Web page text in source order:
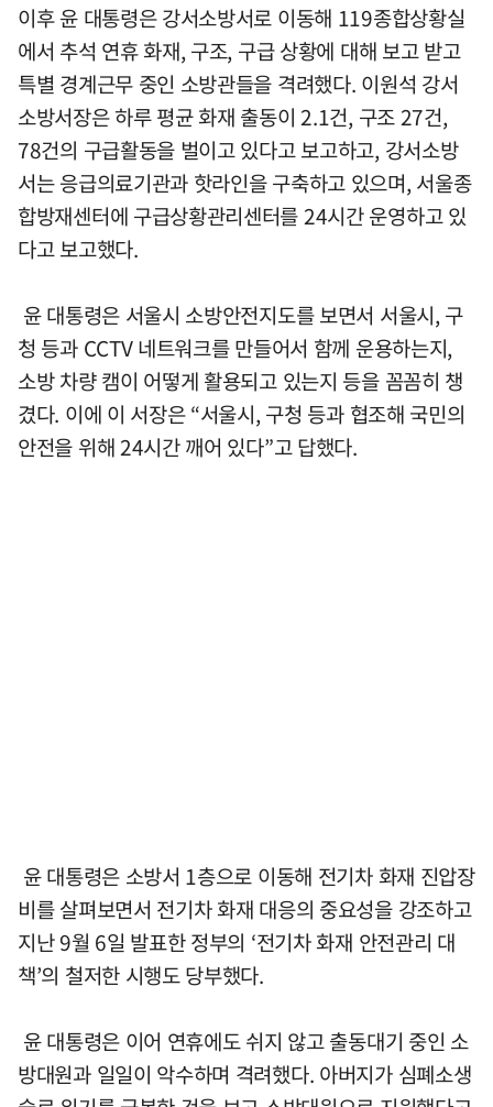
이후 윤 대통령은 강서소방서로 이동해 119종합상황실
에서 추석 연휴 화재, 구조, 구급 상황에 대해 보고 받고
특별 경계근무 중인 소방관들을 격려했다. 이원석 강서
소방서장은 하루 평균 화재 출동이 2.1건, 구조 27건,
78건의 구급활동을 벌이고 있다고 보고하고, 강서소방
서는 응급의료기관과 핫라인을 구축하고 있으며, 서울종
합방재센터에 구급상황관리센터를 24시간 운영하고 있
다고 보고했다.
윤 대통령은 서울시 소방안전지도를 보면서 서울시, 구
청 등과 CCTV 네트워크를 만들어서 함께 운용하는지,
소방 차량 캠이 어떻게 활용되고 있는지 등을 꼼꼼히 챙
겼다. 이에 이 서장은 “서울시, 구청 등과 협조해 국민의
안전을 위해 24시간 깨어 있다”고 답했다.
윤 대통령은 소방서 1층으로 이동해 전기차 화재 진압장
비를 살펴보면서 전기차 화재 대응의 중요성을 강조하고
지난 9월 6일 발표한 정부의 ‘전기차 화재 안전관리 대
책’의 철저한 시행도 당부했다.
윤 대통령은 이어 연휴에도 쉬지 않고 출동대기 중인 소
방대원과 일일이 악수하며 격려했다. 아버지가 심폐소생